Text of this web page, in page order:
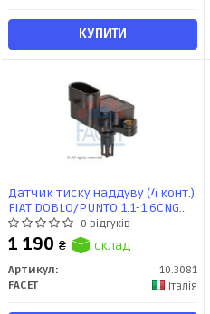
КУПИТИ
Датчик тиску наддуву (4 конт.)
FIAT DOBLO/PUNTO 1.1-1.6CNG
93- (10.3081) Facet
0 відгуків
1 190 ₴ склад
Артикул:
10.3081
FACET
Італія